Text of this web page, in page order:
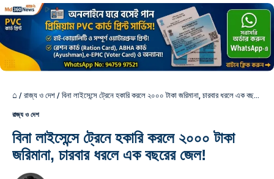
⌂ / রাজ্য ও দেশ / বিনা লাইসেন্সে ট্রেনে হকারি করলে ২০০০ টাকা জরিমানা, চারবার ধরলে এক বছরের জেল!
রাজ্য ও দেশ
বিনা লাইসেন্সে ট্রেনে হকারি করলে ২০০০ টাকা
জরিমানা, চারবার ধরলে এক বছরের জেল!